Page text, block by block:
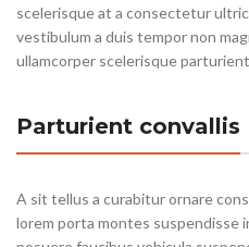
scelerisque at a consectetur
vestibulum a duis tempor non
ullamcorper scelerisque
Parturient convallis
A sit tellus a curabitur ornare
lorem porta montes suspendisse